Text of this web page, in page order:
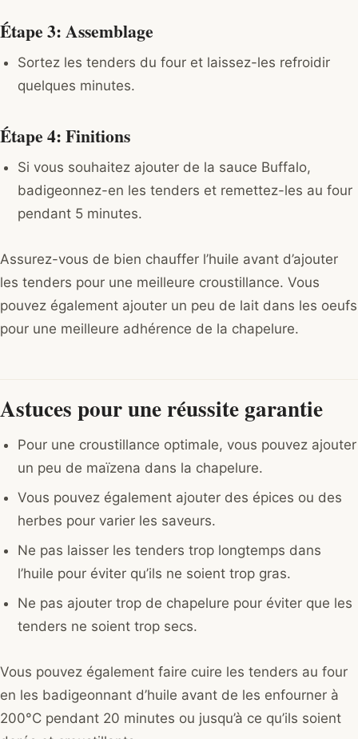
Étape 3: Assemblage
Sortez les tenders du four et laissez-les refroidir
quelques minutes.
Étape 4: Finitions
Si vous souhaitez ajouter de la sauce Buffalo,
badigeonnez-en les tenders et remettez-les au four
pendant 5 minutes.
Assurez-vous de bien chauffer l’huile avant d’ajouter
les tenders pour une meilleure croustillance. Vous
pouvez également ajouter un peu de lait dans les oeufs
pour une meilleure adhérence de la chapelure.
Astuces pour une réussite garantie
Pour une croustillance optimale, vous pouvez ajouter
un peu de maïzena dans la chapelure.
Vous pouvez également ajouter des épices ou des
herbes pour varier les saveurs.
Ne pas laisser les tenders trop longtemps dans
l’huile pour éviter qu’ils ne soient trop gras.
Ne pas ajouter trop de chapelure pour éviter que les
tenders ne soient trop secs.
Vous pouvez également faire cuire les tenders au four
en les badigeonnant d’huile avant de les enfourner à
200°C pendant 20 minutes ou jusqu’à ce qu’ils soient